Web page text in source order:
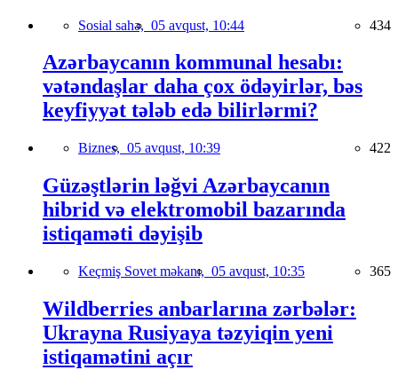
Sosial sahə, 05 avqust, 10:44 434
Azərbaycanın kommunal hesabı:
vətəndaşlar daha çox ödəyirlər, bəs
keyfiyyət tələb edə bilirlərmi?
Biznes, 05 avqust, 10:39 422
Güzəştlərin ləğvi Azərbaycanın
hibrid və elektromobil bazarında
istiqaməti dəyişib
Keçmiş Sovet məkanı, 05 avqust, 10:35 365
Wildberries anbarlarına zərbələr:
Ukrayna Rusiyaya təzyiqin yeni
istiqamətini açır